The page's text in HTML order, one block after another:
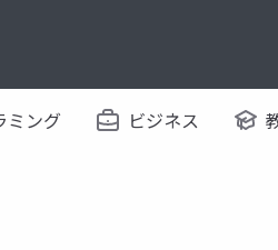
ミング ビジネス